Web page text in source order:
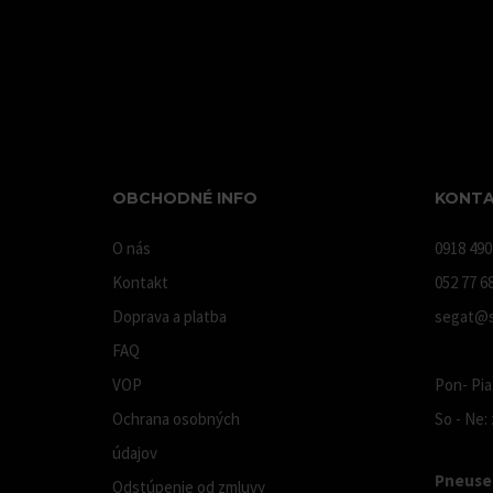
OBCHODNÉ INFO
O nás
Kontakt
Doprava a platba
FAQ
VOP
Ochrana osobných
údajov
Odstúpenie od zmluvy
0918
052 77
Pon-
So -